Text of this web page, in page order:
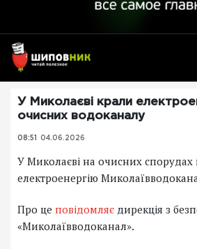
У Миколаєві крали
очисних водоканалу
08:51 04.06.2026
У Миколаєві на очисних спорудах
електроенергію
Про це повідомляє дирекція з
«Миколаївводоканал».